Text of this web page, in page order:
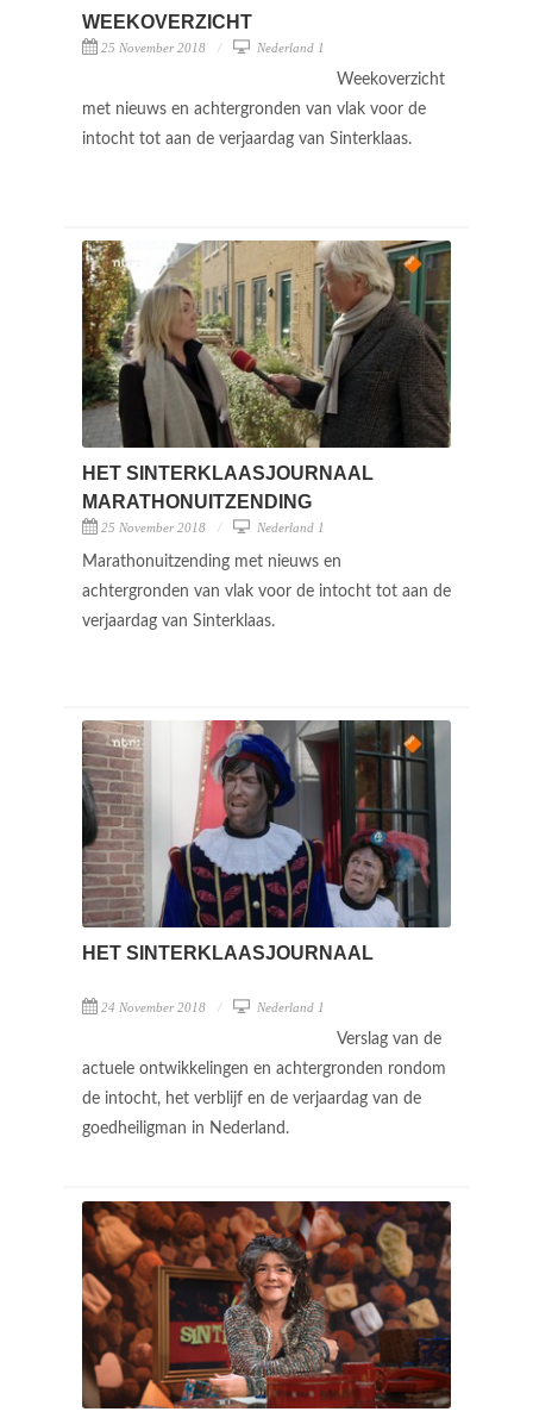
WEEKOVERZICHT
25 November 2018 Nederland 1
Weekoverzicht
met nieuws en achtergronden van vlak voor de
intocht tot aan de verjaardag van Sinterklaas.
HET SINTERKLAASJOURNAAL
MARATHONUITZENDING
25 November 2018 Nederland 1
Marathonuitzending met nieuws en
achtergronden van vlak voor de intocht tot aan de
verjaardag van Sinterklaas.
HET SINTERKLAASJOURNAAL
24 November 2018 Nederland 1
Verslag van de
actuele ontwikkelingen en achtergronden rondom
de intocht, het verblijf en de verjaardag van de
goedheiligman in Nederland.